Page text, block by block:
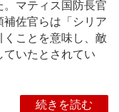
マティス国防長官
佐官らは「シリア
ことを意味し、敵
ていたとされてい
続きを読む